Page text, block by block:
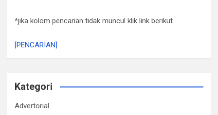
*jika kolom pencarian tidak muncul klik link berikut
[PENCARIAN]
Kategori
Advertorial